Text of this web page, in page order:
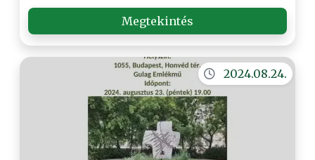
Megtekintés
2024.08.24.